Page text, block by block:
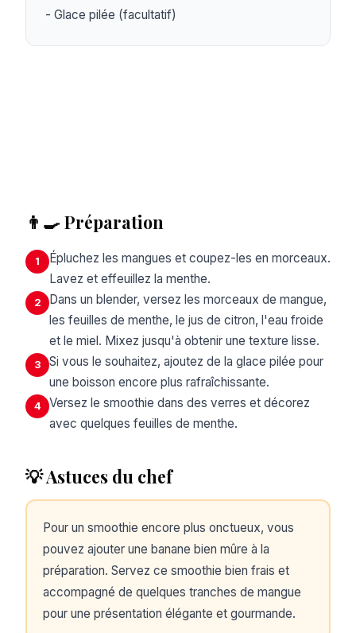
- Glace pilée (facultatif)
👨‍🍳 Préparation
1
Épluchez les mangues et coupez-les en morceaux.
Lavez et effeuillez la menthe.
2
Dans un blender, versez les morceaux de mangue,
les feuilles de menthe, le jus de citron, l'eau froide
et le miel. Mixez jusqu'à obtenir une texture lisse.
3
Si vous le souhaitez, ajoutez de la glace pilée pour
une boisson encore plus rafraîchissante.
4
Versez le smoothie dans des verres et décorez
avec quelques feuilles de menthe.
💡 Astuces du chef
Pour un smoothie encore plus onctueux, vous
pouvez ajouter une banane bien mûre à la
préparation. Servez ce smoothie bien frais et
accompagné de quelques tranches de mangue
pour une présentation élégante et gourmande.